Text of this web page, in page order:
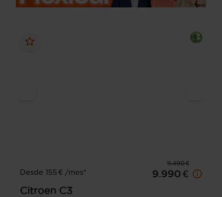
11.490 €
Desde 155 € /mes*
9.990 €
Citroen C3